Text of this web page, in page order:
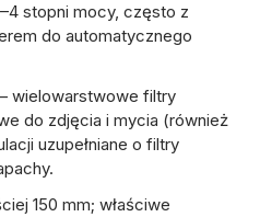
stopni mocy, często z
do automatycznego
– wielowarstwowe filtry
do zdjęcia i mycia (również
uzupełniane o filtry
150 mm; właściwe